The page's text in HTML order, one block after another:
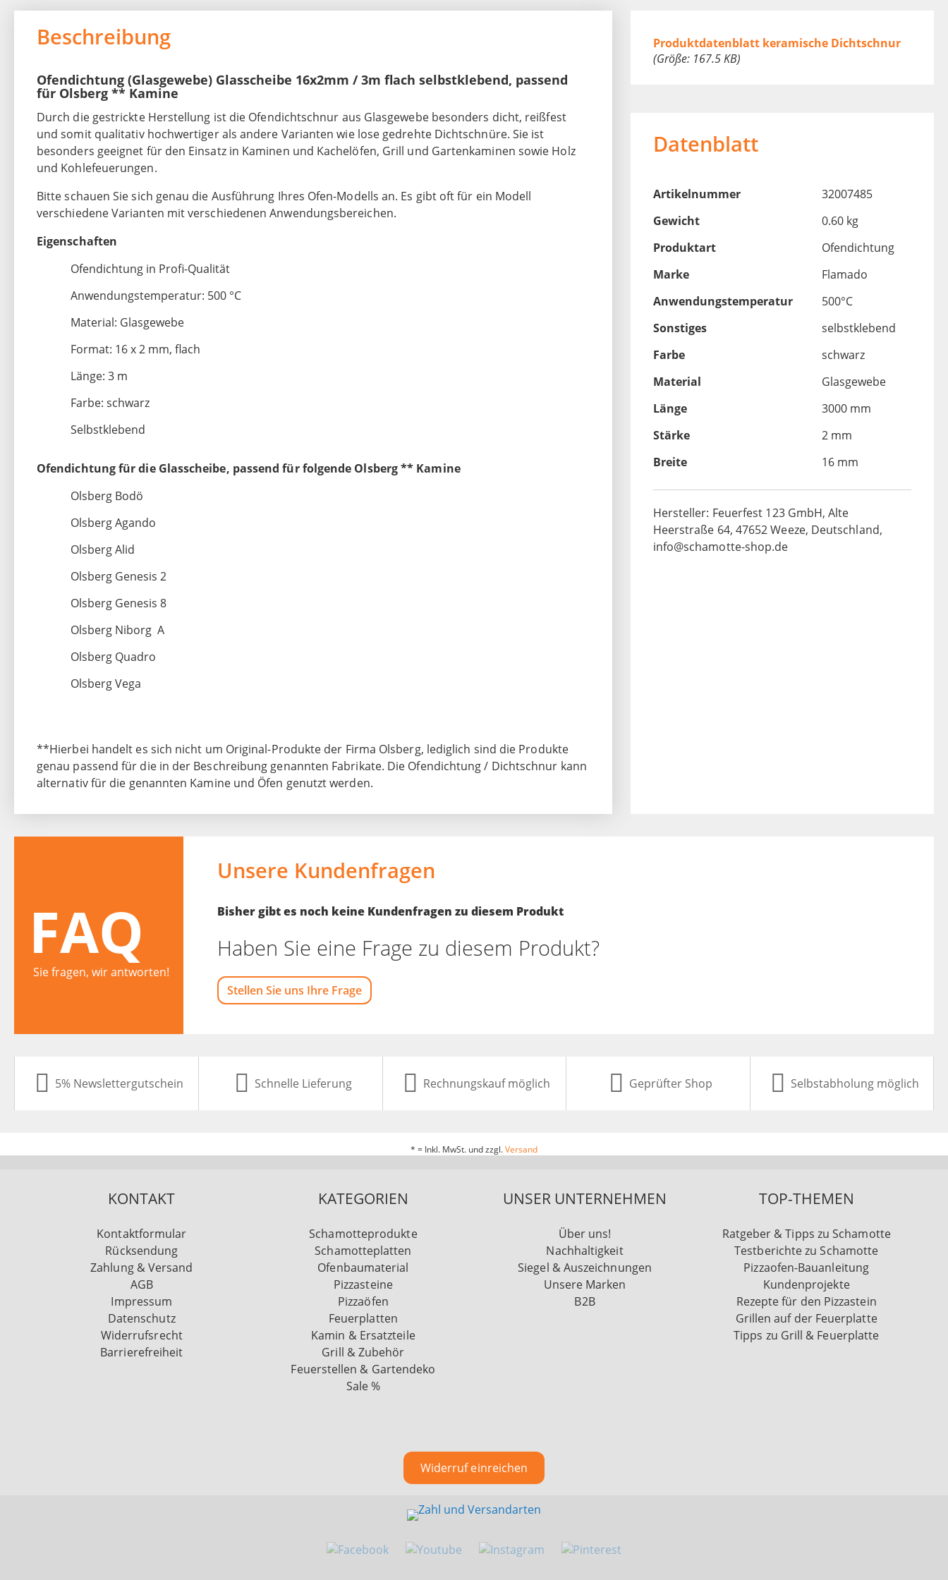
Beschreibung
Ofendichtung (Glasgewebe) Glasscheibe 16x2mm / 3m flach selbstklebend, passend
für Olsberg ** Kamine
Durch die gestrickte Herstellung ist die Ofendichtschnur aus Glasgewebe besonders dicht, reißfest
und somit qualitativ hochwertiger als andere Varianten wie lose gedrehte Dichtschnüre. Sie ist
besonders geeignet für den Einsatz in Kaminen und Kachelöfen, Grill und Gartenkaminen sowie Holz
und Kohlefeuerungen.
Bitte schauen Sie sich genau die Ausführung Ihres Ofen-Modells an. Es gibt oft für ein Modell
verschiedene Varianten mit verschiedenen Anwendungsbereichen.
Eigenschaften
Ofendichtung in Profi-Qualität
Anwendungstemperatur: 500 °C
Material: Glasgewebe
Format: 16 x 2 mm, flach
Länge: 3 m
Farbe: schwarz
Selbstklebend
Ofendichtung für die Glasscheibe, passend für folgende Olsberg ** Kamine
Olsberg Bodö
Olsberg Agando
Olsberg Alid
Olsberg Genesis 2
Olsberg Genesis 8
Olsberg Niborg A
Olsberg Quadro
Olsberg Vega
**Hierbei handelt es sich nicht um Original-Produkte der Firma Olsberg, lediglich sind die Produkte
genau passend für die in der Beschreibung genannten Fabrikate. Die Ofendichtung / Dichtschnur kann
alternativ für die genannten Kamine und Öfen genutzt werden.
Produktdatenblatt keramische Dichtschnur
(Größe: 167.5 KB)
Datenblatt
Artikelnummer
32007485
Gewicht
0.60 kg
Produktart
Ofendichtung
Marke
Flamado
Anwendungstemperatur
500°C
Sonstiges
selbstklebend
Farbe
schwarz
Material
Glasgewebe
Länge
3000 mm
Stärke
2 mm
Breite
16 mm
Hersteller: Feuerfest 123 GmbH, Alte
Heerstraße 64, 47652 Weeze, Deutschland,
info@schamotte-shop.de
FAQ
Sie fragen, wir antworten!
Unsere Kundenfragen
Bisher gibt es noch keine Kundenfragen zu diesem Produkt
Haben Sie eine Frage zu diesem Produkt?
Stellen Sie uns Ihre Frage
5% Newslettergutschein Schnelle Lieferung Rechnungskauf möglich Geprüfter Shop Selbstabholung möglich
* = Inkl. MwSt. und zzgl.Versand
KONTAKT
Kontaktformular
Rücksendung
Zahlung & Versand
AGB
Impressum
Datenschutz
Widerrufsrecht
Barrierefreiheit
KATEGORIEN
Schamotteprodukte
Schamotteplatten
Ofenbaumaterial
Pizzasteine
Pizzaöfen
Feuerplatten
Kamin & Ersatzteile
Grill & Zubehör
Feuerstellen & Gartendeko
Sale %
UNSER UNTERNEHMEN
Über uns!
Nachhaltigkeit
Siegel & Auszeichnungen
Unsere Marken
B2B
TOP-THEMEN
Ratgeber & Tipps zu Schamotte
Testberichte zu Schamotte
Pizzaofen-Bauanleitung
Kundenprojekte
Rezepte für den Pizzastein
Grillen auf der Feuerplatte
Tipps zu Grill & Feuerplatte
Widerruf einreichen